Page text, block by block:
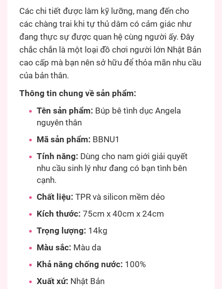
Các chi tiết được làm kỹ lưỡng, mang đến cho
các chàng trai khi tự thủ dâm có cảm giác như
đang thực sự được quan hệ cùng người ấy. Đây
chắc chắn là một loại đồ chơi người lớn Nhật Bản
cao cấp mà bạn nên sở hữu để thỏa mãn nhu cầu
của bản thân.
Thông tin chung về sản phẩm:
Tên sản phẩm: Búp bê tình dục Angela
nguyên thân
Mã sản phẩm: BBNU1
Tính năng: Dùng cho nam giới giải quyết
nhu cầu sinh lý như đang có bạn tình bên
cạnh.
Chất liệu: TPR và silicon mềm dẻo
Kích thước: 75cm x 40cm x 24cm
Trọng lượng: 14kg
Màu sắc: Màu da
Khả năng chống nước: 100%
Xuất xứ: Nhật Bản